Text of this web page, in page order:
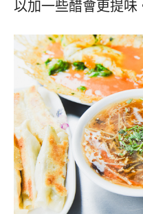
以加一些醋會更提味